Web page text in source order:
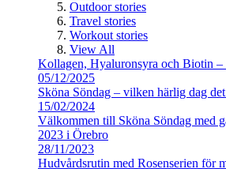
Outdoor stories
Travel stories
Workout stories
View All
Kollagen, Hyaluronsyra och Biotin –
05/12/2025
Sköna Söndag – vilken härlig dag
15/02/2024
Välkommen till Sköna Söndag med
2023 i Örebro
28/11/2023
Hudvårdsrutin med Rosenserien för